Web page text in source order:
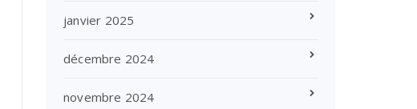
janvier 2025
décembre 2024
novembre 2024